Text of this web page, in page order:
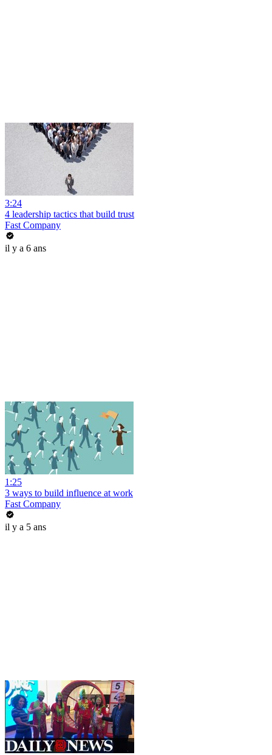
3:24
4 leadership tactics that build trust
Fast Company
il y a 6 ans
1:25
3 ways to build influence at work
Fast Company
il y a 5 ans